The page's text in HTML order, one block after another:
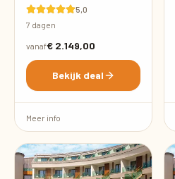
5,0
7 dagen
vanaf€ 2.149,00
Bekijk deal
Meer info